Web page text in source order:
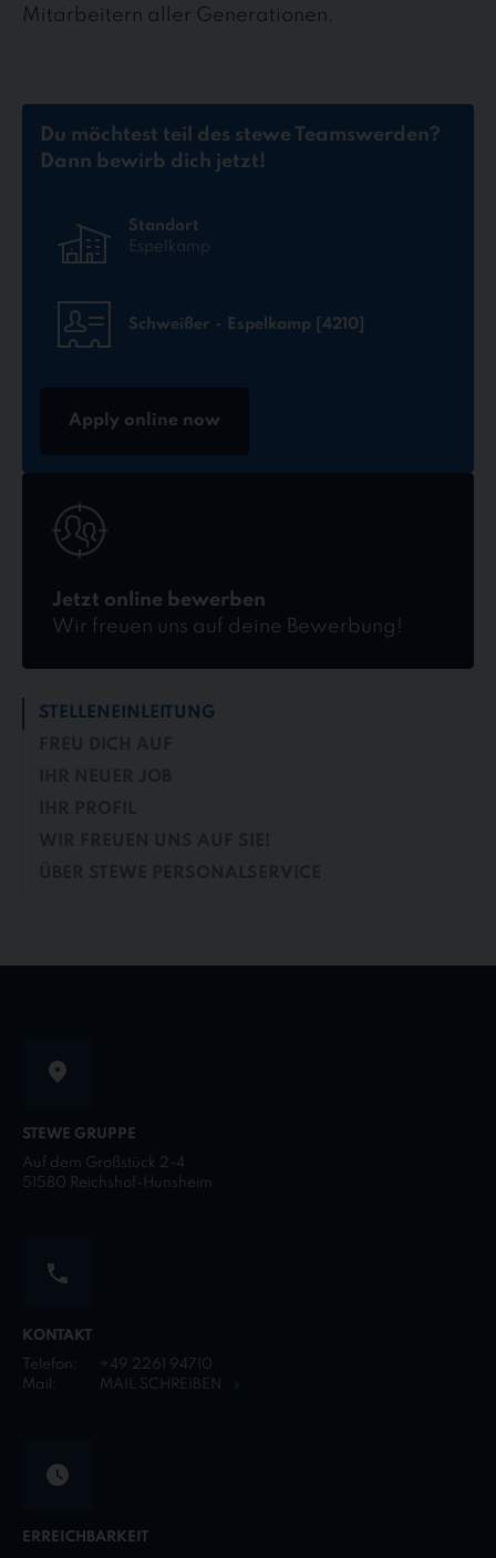
Mitarbeitern aller Generationen.
Du möchtest teil des stewe Teamswerden?
Dann bewirb dich jetzt!
Standort
Espelkamp
Schweißer - Espelkamp [4210]
Apply online now
Jetzt online bewerben
Wir freuen uns auf deine Bewerbung!
online
bewerben
STELLENEINLEITUNG
STEWE GRUPPE
Auf dem Großstück 2-4
51580 Reichshof-Hunsheim
KONTAKT
Telefon:
+49 2261 94710
Mail:
MAIL SCHREIBEN
ERREICHBARKEIT